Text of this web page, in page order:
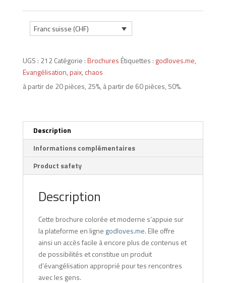
FR,
Franc suisse (CHF)
UGS : 212 Catégorie :Brochures Étiquettes : godloves.me,
Evangélisation,paix, chaos
à partir de 20 pièces, 25%, à partir de 60 pièces, 50%.
Description
Informations complémentaires
Product safety
Description
Cette brochure colorée et moderne s’appuie sur
la plateforme en ligne godloves.me. Elle offre
ainsi un accès facile à encore plus de contenus et
de possibilités et constitue un produit
d’évangélisation approprié pour tes rencontres
avec les gens.